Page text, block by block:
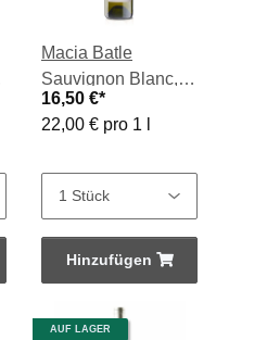
Macia Batle
Sauvignon Blanc,
Vino Blanco 2025,
0,75-l-Flasche
16,50 €*
22,00 € pro 1 l
Hinzufügen
AUF LAGER